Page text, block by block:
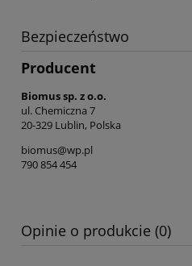
Bezpieczeństwo
Producent
Biomus sp. z o.o.
ul. Chemiczna 7
20-329 Lublin, Polska
biomus@wp.pl
790 854 454
Opinie o produkcie (0)